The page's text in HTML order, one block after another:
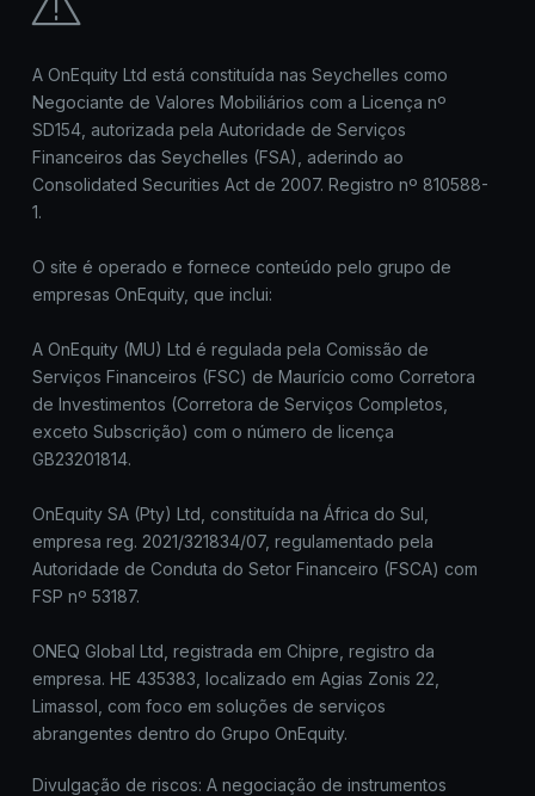
A OnEquity Ltd está constituída nas Seychelles como
Negociante de Valores Mobiliários com a Licença nº
SD154, autorizada pela Autoridade de Serviços
Financeiros das Seychelles (FSA), aderindo ao
Consolidated Securities Act de 2007. Registro nº 810588-
1.
O site é operado e fornece conteúdo pelo grupo de
empresas OnEquity, que inclui:
A OnEquity (MU) Ltd é regulada pela Comissão de
Serviços Financeiros (FSC) de Maurício como Corretora
de Investimentos (Corretora de Serviços Completos,
exceto Subscrição) com o número de licença
GB23201814.
OnEquity SA (Pty) Ltd, constituída na África do Sul,
empresa reg. 2021/321834/07, regulamentado pela
Autoridade de Conduta do Setor Financeiro (FSCA) com
FSP nº 53187.
ONEQ Global Ltd, registrada em Chipre, registro da
empresa. HE 435383, localizado em Agias Zonis 22,
Limassol, com foco em soluções de serviços
abrangentes dentro do Grupo OnEquity.
Divulgação de riscos: A negociação de instrumentos